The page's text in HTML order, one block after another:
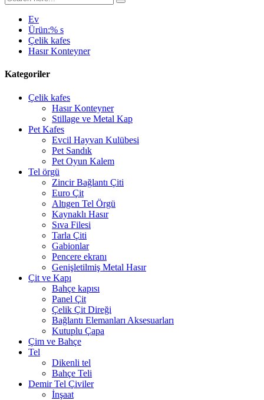
Ev
Ürün:% s
Çelik kafes
Hasır Konteyner
Kategoriler
Çelik kafes
Hasır Konteyner
Stillage ve Metal Kap
Pet Kafes
Evcil Hayvan Kulübesi
Pet Sandık
Pet Oyun Kalem
Tel örgü
Zincir Bağlantı Çiti
Euro Çit
Altıgen Tel Örgü
Kaynaklı Hasır
Sıva Filesi
Tarla Çiti
Gabionlar
Pencere ekranı
Genişletilmiş Metal Hasır
Çit ve Kapı
Bahçe kapısı
Panel Çit
Çelik Çit Direği
Bağlantı Elemanları Aksesuarları
Kutuplu Çapa
Çim ve Bahçe
Tel
Dikenli tel
Bahçe Teli
Demir Tel Çiviler
İnşaat